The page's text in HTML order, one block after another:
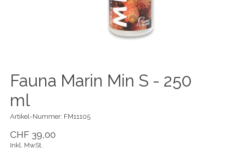
Fauna Marin Min S - 250
ml
Artikel-Nummer: FM11105
CHF 39,00
Inkl. MwSt.